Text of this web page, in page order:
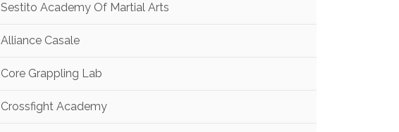
Sestito Academy Of Martial Arts
Alliance Casale
Core Grappling Lab
Crossfight Academy